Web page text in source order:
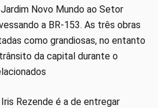
Novo Mundo ao Setor
a BR-153. As três obras
como grandiosas, no entanto
da capital durante o
Rezende é a de entregar